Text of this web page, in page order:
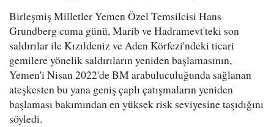
Birleşmiş Milletler Yemen Özel Temsilcisi Hans
Grundberg cuma günü, Marib ve Hadramevt'teki son
saldırılar ile Kızıldeniz ve Aden Körfezi'ndeki ticari
gemilere yönelik saldırıların yeniden başlamasının,
Yemen'i Nisan 2022'de BM arabuluculuğunda sağlanan
ateşkesten bu yana geniş çaplı çatışmaların yeniden
başlaması bakımından en yüksek risk seviyesine taşıdığını
söyledi.